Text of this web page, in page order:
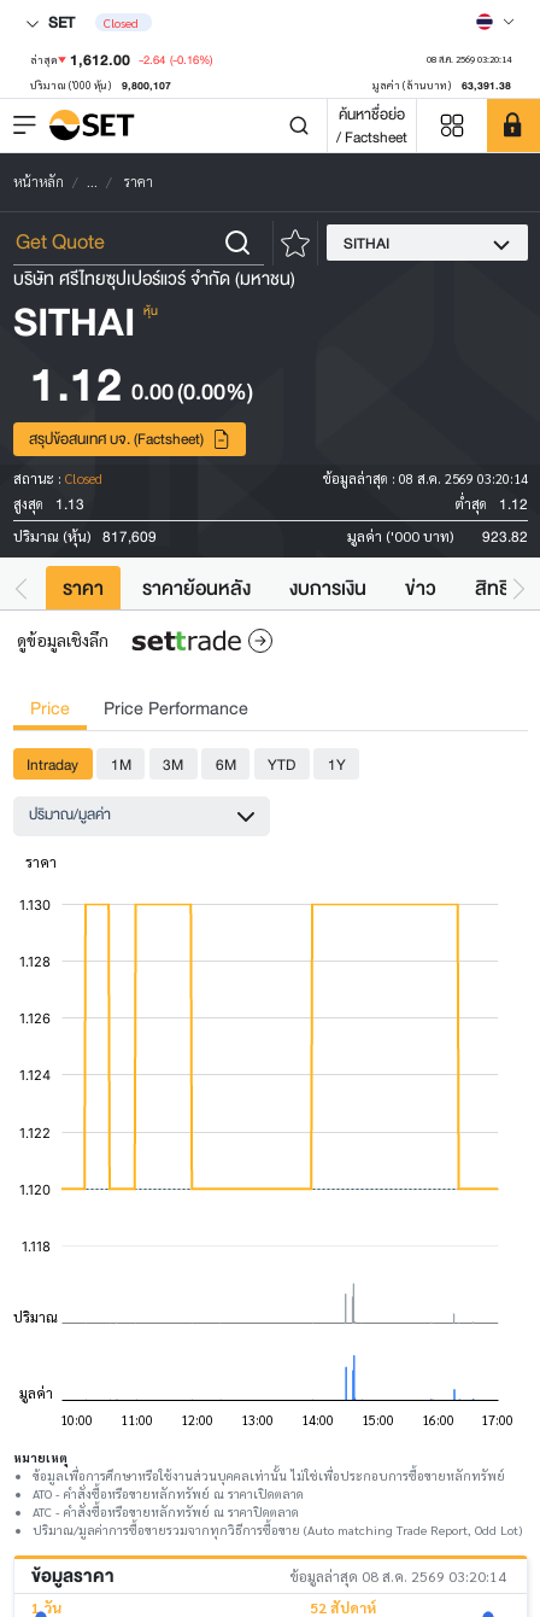
SET Closed
ล่าสุด 1,612.00 -2.64 (-0.16%) 08 ส.ค. 2569 03:20:14
ปริมาณ ('000 หุ้น) 9,800,107 มูลค่า (ล้านบาท) 63,391.38
ค้นหาชื่อย่อ
/ Factsheet
หน้าหลัก ... ราคา
SITHAI
บริษัท ศรีไทยซุปเปอร์แวร์ จำกัด (มหาชน)
SITHAI หุ้น
1.12 0.00(0.00%)
สรุปข้อสนเทศ บจ. (Factsheet)
สถานะ : Closed ข้อมูลล่าสุด : 08 ส.ค. 2569 03:20:14
สูงสุด
1.13 ต่ำสุด 1.12
ปริมาณ (หุ้น) 817,609 มูลค่า ('000 บาท) 923.82
ราคา ราคาย้อนหลัง งบการเงิน ข่าว สิทธิปร
ดูข้อมูลเชิงลึก
Price Price Performance
Intraday 1M 3M 6M YTD
1Y
ปริมาณ/มูลค่า
หมายเหตุ
ข้อมูลเพื่อการศึกษาหรือใช้งานส่วนบุคคลเท่านั้น ไม่ใช่เพื่อประกอบการซื้อขายหลักทรัพย์
ATO - คำสั่งซื้อหรือขายหลักทรัพย์ ณ ราคาเปิดตลาด
ATC - คำสั่งซื้อหรือขายหลักทรัพย์ ณ ราคาปิดตลาด
ปริมาณ/มูลค่าการซื้อขายรวมจากทุกวิธีการซื้อขาย (Auto matching Trade Report, Odd Lot)
ข้อมูลราคา
ข้อมูลล่าสุด 08 ส.ค. 2569 03:20:14
1 วัน
52 สัปดาห์